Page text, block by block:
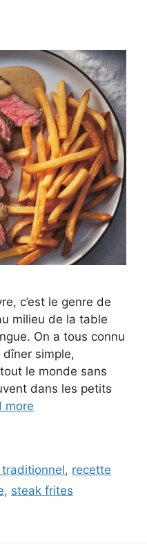
c’est le genre de
milieu de la table
On a tous connu
simple,
le monde sans
dans les petits
more
, recette
, steak frites